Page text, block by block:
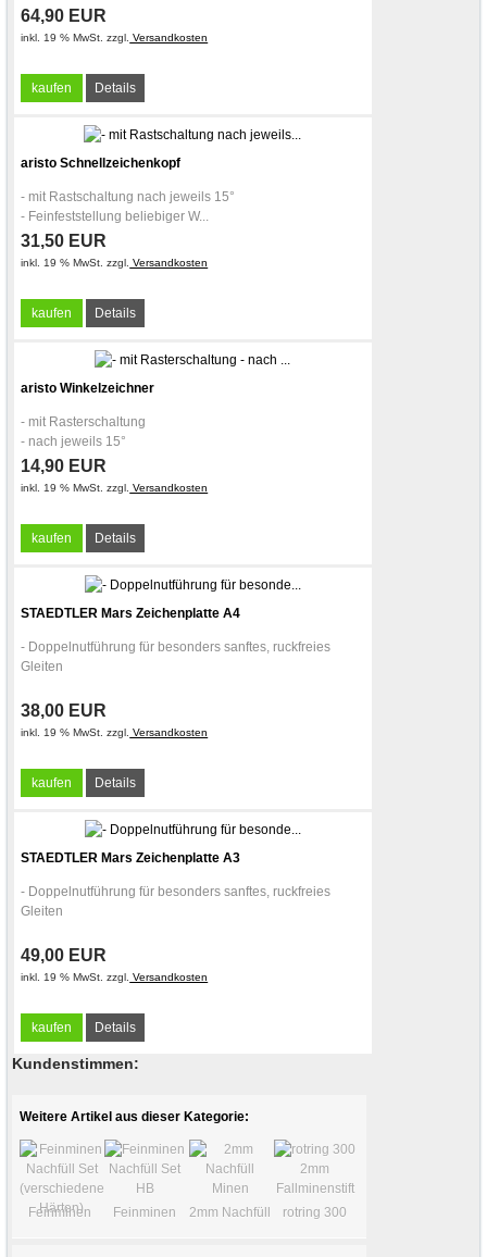
64,90 EUR
inkl. 19 % MwSt. zzgl. Versandkosten
kaufen Details
aristo Schnellzeichenkopf
- mit Rastschaltung nach jeweils 15°
- Feinfeststellung beliebiger W...
31,50 EUR
inkl. 19 % MwSt. zzgl. Versandkosten
kaufen Details
aristo Winkelzeichner
- mit Rasterschaltung
- nach jeweils 15°
14,90 EUR
inkl. 19 % MwSt. zzgl. Versandkosten
kaufen Details
STAEDTLER Mars Zeichenplatte A4
- Doppelnutführung für besonders sanftes, ruckfreies
Gleiten
38,00 EUR
inkl. 19 % MwSt. zzgl. Versandkosten
kaufen Details
STAEDTLER Mars Zeichenplatte A3
- Doppelnutführung für besonders sanftes, ruckfreies
Gleiten
49,00 EUR
inkl. 19 % MwSt. zzgl. Versandkosten
kaufen Details
Kundenstimmen:
Weitere Artikel aus dieser Kategorie:
Feinminen
Feinminen
2mm Nachfüll
rotring 300